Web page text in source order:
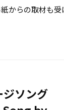
からの取材も受
ジソング